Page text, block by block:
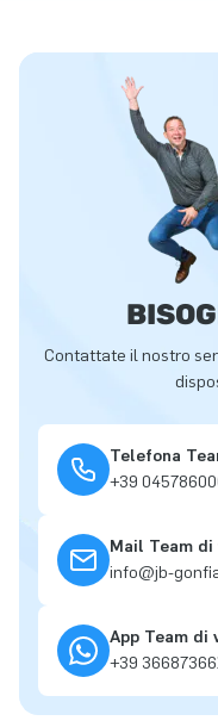
Contattate il nostro
Telefona
+39
Mail Team di
info@jb-
App Team di
+39